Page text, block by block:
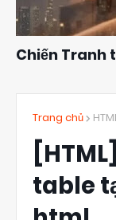
Chiến Tranh
Trang chủ
table